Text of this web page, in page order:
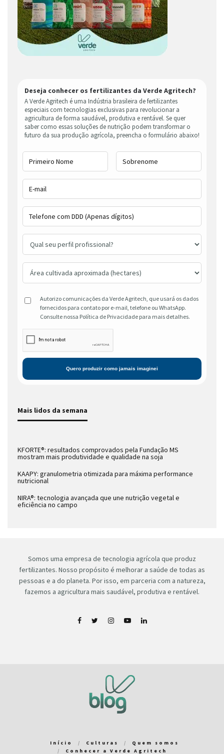
Deseja conhecer os fertilizantes da Verde Agritech?
A Verde Agritech é uma Indústria brasileira de fertilizantes
especiais com tecnologias exclusivas para revolucionar a
agricultura de forma saudável, produtiva e rentável. Se quer
saber como essas soluções de nutrição podem transformar o
futuro da sua produção agrícola, preencha o formulário abaixo!
Autorizo comunicações da Verde Agritech, que usará os dados
fornecidos para contato por e-mail, telefone ou WhatsApp.
Consulte nossa Política de Privacidade para mais detalhes.
Mais lidos da semana
KFORTE®: resultados comprovados pela Fundação MS
mostram mais produtividade e qualidade na soja
KAAPY: granulometria otimizada para máxima performance
nutricional
NIRA®: tecnologia avançada que une nutrição vegetal e
eficiência no campo
Somos uma empresa de tecnologia agrícola que produz
fertilizantes. Nosso propósito é melhorar a saúde de todas as
pessoas e a do planeta. Por isso, em parceria com a natureza,
fazemos a agricultura mais saudável, produtiva e rentável.
Início Culturas
Quem somos
Conhecer a Verde Agritech